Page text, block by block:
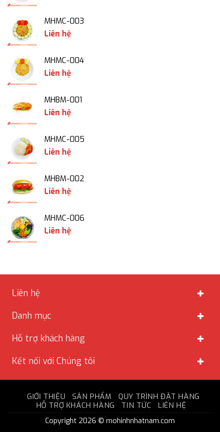
MHMC-003
Liên hệ
MHMC-004
Liên hệ
MHBM-001
Liên hệ
MHMC-005
Liên hệ
MHBM-002
Liên hệ
MHMC-006
Liên hệ
Liên hệ
Danh mục
Hỗ trợ khách hàng
Kết nối với Chúng tôi
GIỚI THIỆU SẢN PHẨM
QUY TRÌNH ĐẶT HÀNG
HỖ TRỢ KHÁCH HÀNG
TIN TỨC LIÊN HỆ
Copyright 2026 © mohinhnhatnam.com